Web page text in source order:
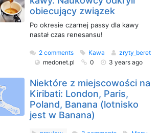
obiecujący związek
Po okresie czarnej passy dla kawy
nastał czas renesansu!
2 comments Kawa
zryty_beret
medonet.pl
0 3 years ago
Niektóre z miejscowości na
Kiribati: London, Paris,
Poland, Banana (lotnisko
jest w Banana)